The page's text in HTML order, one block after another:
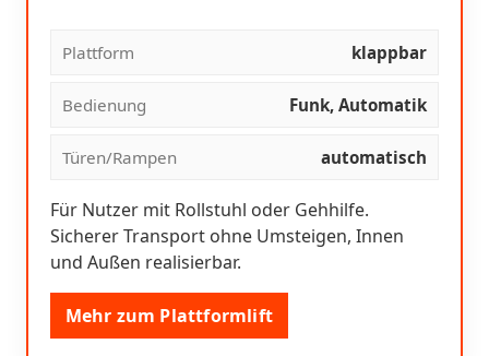
Plattform klappbar
Bedienung Funk, Automatik
Türen/Rampen automatisch
Für Nutzer mit Rollstuhl oder Gehhilfe.
Sicherer Transport ohne Umsteigen, Innen
und Außen realisierbar.
Mehr zum Plattformlift